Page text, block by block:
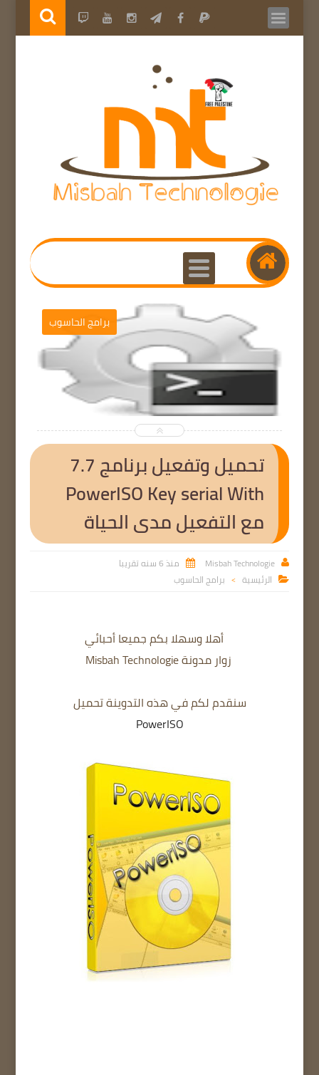
برامج الحاسوب
تحميل وتفعيل برنامج 7.7
PowerISO Key serial With
مع التفعيل مدى الحياة

Misbah Technologie
 منذ 6 سنه تقريبا
 الرئيسية > برامج الحاسوب
أهلا وسهلا بكم جميعا أحبائي
زوار مدونة Misbah Technologie
سنقدم لكم في هذه التدوينة تحميل
PowerISO